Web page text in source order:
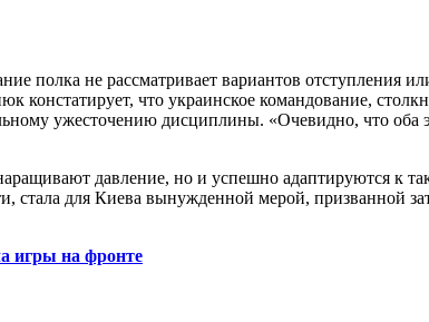
не рассматривает вариантов отступления
что украинское командование,
ужесточению дисциплины. «Очевидно, что оба
давление, но и успешно адаптируются к
для Киева вынужденной мерой, призванной
игры на фронте